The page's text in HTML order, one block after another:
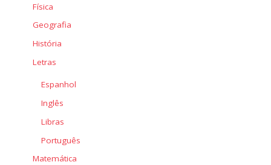
Física
Geografia
História
Letras
Espanhol
Inglês
Libras
Português
Matemática